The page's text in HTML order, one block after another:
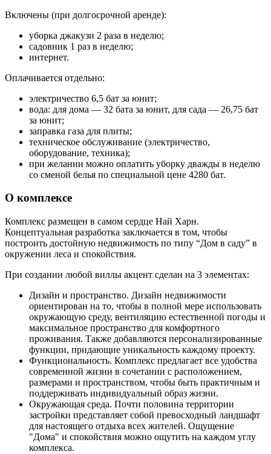
Включены (при долгосрочной аренде):
уборка джакузи 2 раза в неделю;
садовник 1 раз в неделю;
интернет.
Оплачивается отдельно:
электричество 6,5 бат за юнит;
вода: для дома — 32 бата за юнит, для сада — 26,75 бат
за юнит;
заправка газа для плиты;
техническое обслуживание (электричество,
оборудование, техника);
при желании можно оплатить уборку дважды в неделю
со сменой белья по специальной цене 4280 бат.
О комплексе
Комплекс размещен в самом сердце Най Харн.
Концептуальная разработка заключается в том, чтобы
построить достойную недвижимость по типу “Дом в саду” в
окружении леса и спокойствия.
При создании любой виллы акцент сделан на 3 элементах:
Дизайн и пространство. Дизайн недвижимости
ориентирован на то, чтобы в полной мере использовать
окружающую среду, вентиляцию естественной погоды и
максимальное пространство для комфортного
проживания. Также добавляются персонализированные
функции, придающие уникальность каждому проекту.
Функциональность. Комплекс предлагает все удобства
современной жизни в сочетании с расположением,
размерами и пространством, чтобы быть практичным и
поддерживать индивидуальный образ жизни.
Окружающая среда. Почти половина территории
застройки представляет собой превосходный ландшафт
для настоящего отдыха всех жителей. Ощущение
"Дома" и спокойствия можно ощутить на каждом углу
комплекса.